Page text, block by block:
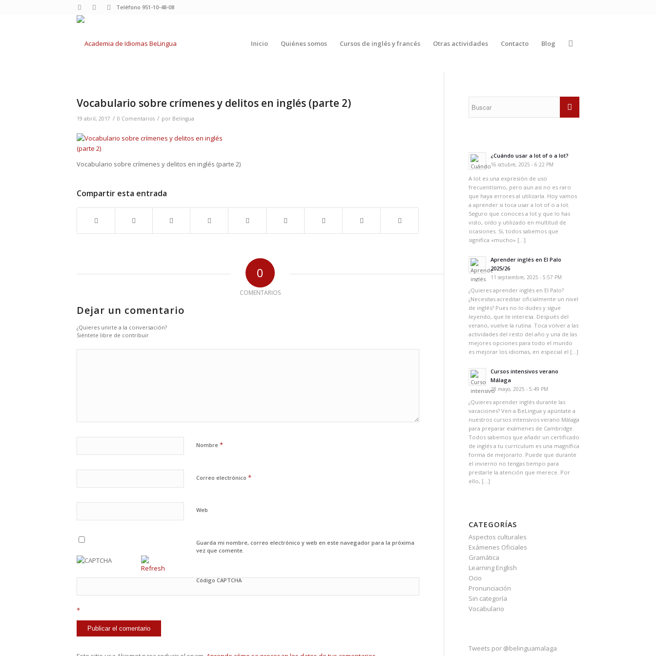
Teléfono 951-10-48-08
Inicio Quiénes somos Cursos de inglés y francés Otras actividades Contacto Blog
Vocabulario sobre crímenes y delitos en inglés (parte 2)
19 abril, 2017 / 0 Comentarios / por Belingua
Vocabulario sobre crímenes y delitos en inglés (parte 2)
Compartir esta entrada
0
COMENTARIOS
Dejar un comentario
¿Quieres unirte a la conversación?
Siéntete libre de contribuir
Nombre *
Correo electrónico *
Web
Guarda mi nombre, correo electrónico y web en este navegador para la próxima
vez que comente.
Código CAPTCHA
*
¿Cuándo usar a lot of o a lot?
16 octubre, 2025 - 6:22 PM
A lot es una expresión de uso
frecuentísimo, pero aun así no es raro
que haya errores al utilizarla. Hoy vamos
a aprender si toca usar a lot of o a lot.
Seguro que conoces a lot y que lo has
visto, oído y utilizado en multitud de
ocasiones. Sí, todos sabemos que
significa «mucho» […]
Aprender inglés en El Palo
2025/26
11 septiembre, 2025 - 5:57 PM
¿Quieres aprender inglés en El Palo?
¿Necesitas acreditar oficialmente un nivel
de inglés? Pues no lo dudes y sigue
leyendo, que te interesa. Después del
verano, vuelve la rutina. Toca volver a las
actividades del resto del año y una de las
mejores opciones para todo el mundo
es mejorar los idiomas, en especial el […]
Cursos intensivos verano
Málaga
28 mayo, 2025 - 5:49 PM
¿Quieres aprender inglés durante las
vacaciones? Ven a BeLingua y apúntate a
nuestros cursos intensivos verano Málaga
para preparar exámenes de Cambridge.
Todos sabemos que añadir un certificado
de inglés a tu currículum es una magnífica
forma de mejorarlo. Puede que durante
el invierno no tengas tiempo para
prestarle la atención que merece. Por
ello, […]
CATEGORÍAS
Aspectos culturales
Exámenes Oficiales
Gramática
Learning English
Ocio
Pronunciación
Sin categoría
Vocabulario
Tweets por @belinguamalaga